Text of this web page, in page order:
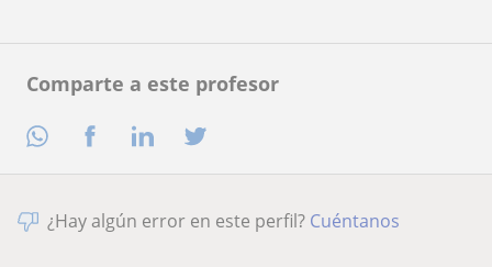
Comparte a este profesor
¿Hay algún error en este perfil? Cuéntanos